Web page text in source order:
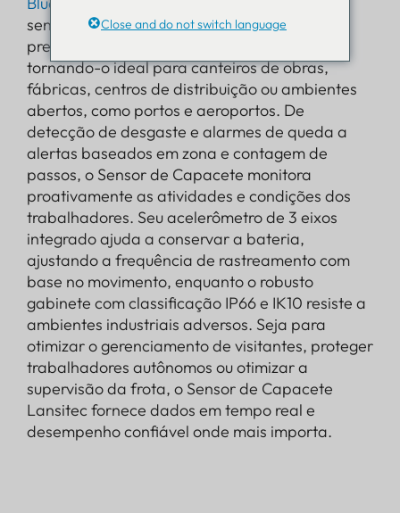
sensor oferece suporte a posicionamento
preciso em ambientes internos e externos,
tornando-o ideal para canteiros de obras,
fábricas, centros de distribuição ou ambientes
abertos, como portos e aeroportos. De
detecção de desgaste e alarmes de queda a
alertas baseados em zona e contagem de
passos, o Sensor de Capacete monitora
proativamente as atividades e condições dos
trabalhadores. Seu acelerômetro de 3 eixos
integrado ajuda a conservar a bateria,
ajustando a frequência de rastreamento com
base no movimento, enquanto o robusto
gabinete com classificação IP66 e IK10 resiste a
ambientes industriais adversos. Seja para
otimizar o gerenciamento de visitantes, proteger
trabalhadores autônomos ou otimizar a
supervisão da frota, o Sensor de Capacete
Lansitec fornece dados em tempo real e
desempenho confiável onde mais importa.
Close and do not switch language